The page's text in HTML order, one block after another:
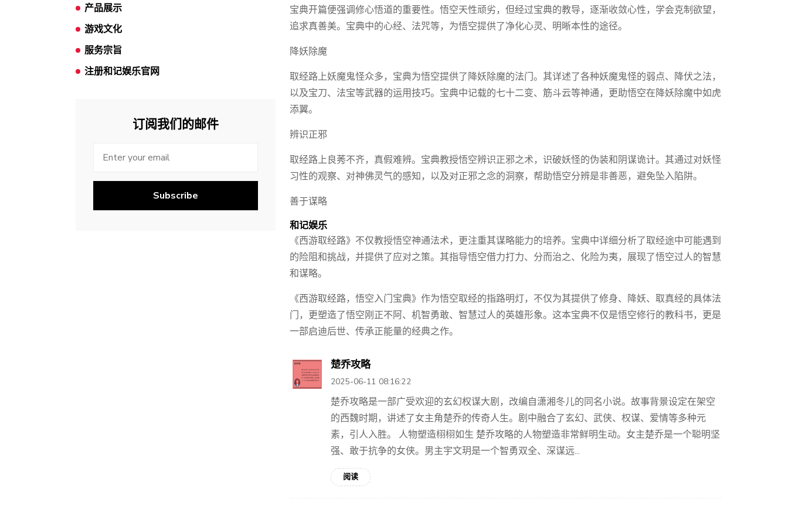
产品展示
游戏文化
服务宗旨
注册和记娱乐官网
订阅我们的邮件
Subscribe
宝典开篇便强调修心悟道的重要性。悟空天性顽劣，但经过宝典的教导，逐渐收敛心性，学会克制欲望，
追求真善美。宝典中的心经、法咒等，为悟空提供了净化心灵、明晰本性的途径。
降妖除魔
取经路上妖魔鬼怪众多，宝典为悟空提供了降妖除魔的法门。其详述了各种妖魔鬼怪的弱点、降伏之法，
以及宝刀、法宝等武器的运用技巧。宝典中记载的七十二变、筋斗云等神通，更助悟空在降妖除魔中如虎
添翼。
辨识正邪
取经路上良莠不齐，真假难辨。宝典教授悟空辨识正邪之术，识破妖怪的伪装和阴谋诡计。其通过对妖怪
习性的观察、对神佛灵气的感知，以及对正邪之念的洞察，帮助悟空分辨是非善恶，避免坠入陷阱。
善于谋略
和记娱乐
《西游取经路》不仅教授悟空神通法术，更注重其谋略能力的培养。宝典中详细分析了取经途中可能遇到
的险阻和挑战，并提供了应对之策。其指导悟空借力打力、分而治之、化险为夷，展现了悟空过人的智慧
和谋略。
《西游取经路，悟空入门宝典》作为悟空取经的指路明灯，不仅为其提供了修身、降妖、取真经的具体法
门，更塑造了悟空刚正不阿、机智勇敢、智慧过人的英雄形象。这本宝典不仅是悟空修行的教科书，更是
一部启迪后世、传承正能量的经典之作。
楚乔攻略
2025-06-11 08:16:22
楚乔攻略是一部广受欢迎的玄幻权谋大剧，改编自潇湘冬儿的同名小说。故事背景设定在架空
的西魏时期，讲述了女主角楚乔的传奇人生。剧中融合了玄幻、武侠、权谋、爱情等多种元
素，引人入胜。 人物塑造栩栩如生 楚乔攻略的人物塑造非常鲜明生动。女主楚乔是一个聪明坚
强、敢于抗争的女侠。男主宇文玥是一个智勇双全、深谋远...
阅读